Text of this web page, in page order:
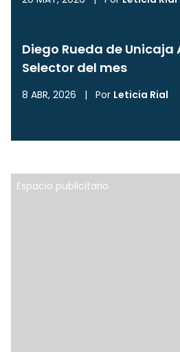
Diego Rueda de Unicaja
Selector del mes
8 ABR, 2026 | Por Leticia Rial
Espacio publicitario